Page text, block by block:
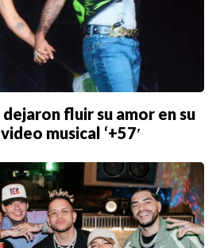
fluir su amor en su
musical ‘+57′